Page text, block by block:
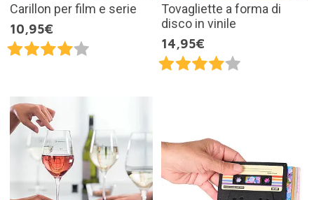
Carillon per film e serie
10,95€
Tovagliette a forma di
disco in vinile
14,95€